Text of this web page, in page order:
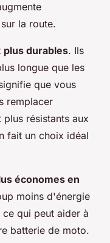
la route.
plus durables. Ils
longue que les
que vous
remplacer
résistants aux
fait un choix idéal
économes en
moins d'énergie
qui peut aider à
batterie de moto.